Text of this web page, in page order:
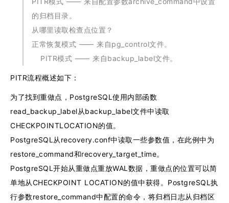
的归档目录。
从哪里读取检查点位置？
正常恢复模式 —— 来自pg_control文件。
 PITR模式 —— 来自backup_label文件。
PITR流程概述如下：
为了找到重做点，PostgreSQL使用内部函数
read_backup_label从backup_label文件中读取
CHECKPOINTLOCATION的值。
PostgreSQL从recovery.conf中读取一些参数值，在此例中为
restore_command和recovery_target_time。
PostgreSQL开始从重做点重放WAL数据，重做点的位置可以简
单地从CHECKPOINT LOCATION的值中获得。PostgreSQL执
行参数restore_command中配置的命令，将归档日志从归档区